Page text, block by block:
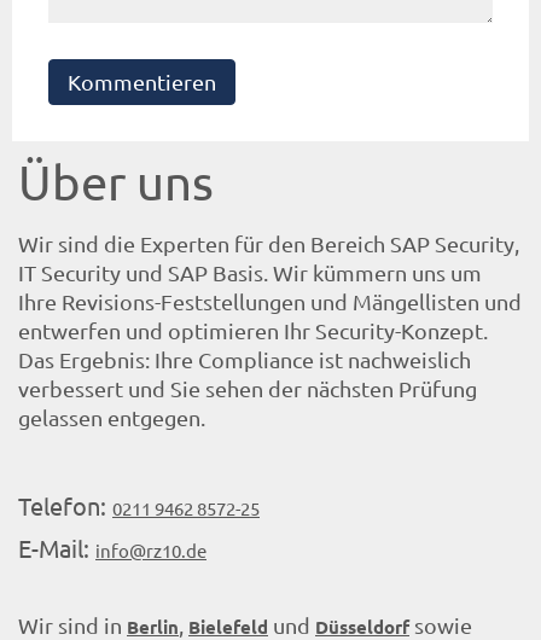
Kommentieren
Über uns
Wir sind die Experten für den Bereich SAP Security,
IT Security und SAP Basis. Wir kümmern uns um
Ihre Revisions-Feststellungen und Mängellisten und
entwerfen und optimieren Ihr Security-Konzept.
Das Ergebnis: Ihre Compliance ist nachweislich
verbessert und Sie sehen der nächsten Prüfung
gelassen entgegen.
Telefon: 0211 9462 8572-25
E-Mail: info@rz10.de
Wir sind in Berlin Bielefeld und Düsseldorfsowie